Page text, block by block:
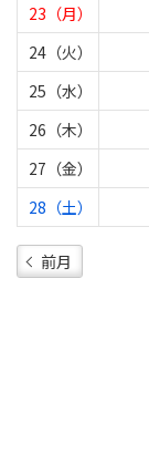
23（月）
24（火）
25（水）
26（木）
27（金）
28（土）
前月